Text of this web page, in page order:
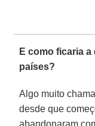
E como ficaria
países?
Algo muito
desde que
abandonaram